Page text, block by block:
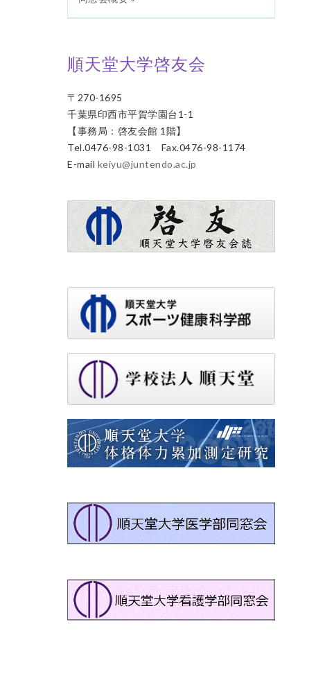
順天堂大学啓友会
〒270-1695
千葉県印西市平賀学園台1-1
【事務局：啓友会館 1階】
Tel.0476-98-1031 Fax.0476-98-1174
E-mail keiyu@juntendo.ac.jp